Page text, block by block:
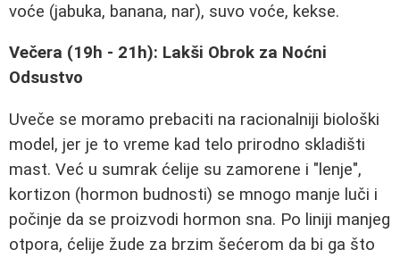
voće (jabuka, banana, nar), suvo voće, kekse.
Večera (19h - 21h): Lakši Obrok za Noćni
Odsustvo
Uveče se moramo prebaciti na racionalniji biološki
model, jer je to vreme kad telo prirodno skladišti
mast. Već u sumrak ćelije su zamorene i "lenje",
kortizon (hormon budnosti) se mnogo manje luči i
počinje da se proizvodi hormon sna. Po liniji manjeg
otpora, ćelije žude za brzim šećerom da bi ga što